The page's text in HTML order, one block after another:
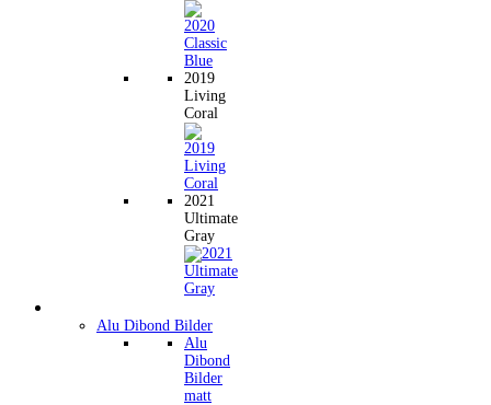
2019
Living
Coral
2021
Ultimate
Gray
Alu Dibond Bilder
Alu
Dibond
Bilder
matt